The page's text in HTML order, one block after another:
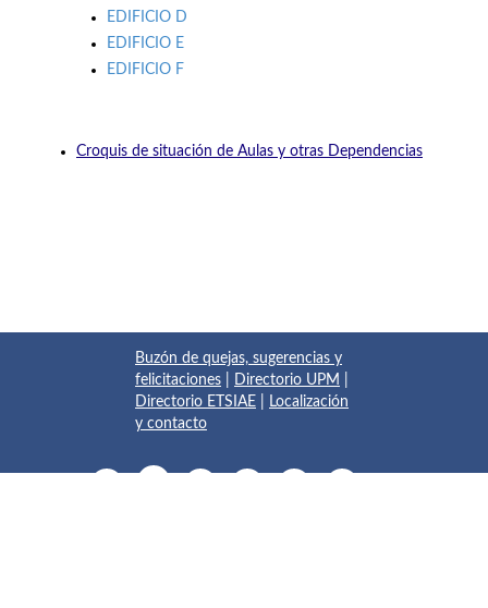
EDIFICIO D
EDIFICIO E
EDIFICIO F
Croquis de situación de Aulas y otras Dependencias
Buzón de quejas, sugerencias y
felicitaciones
Directorio UPM
Directorio ETSIAE
Localización
y contacto